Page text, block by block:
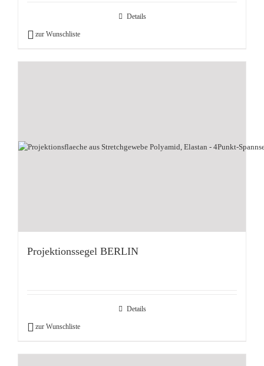
Details
zur Wunschliste
Projektionssegel BERLIN
Details
zur Wunschliste